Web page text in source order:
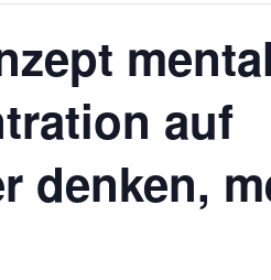
auf
denken,